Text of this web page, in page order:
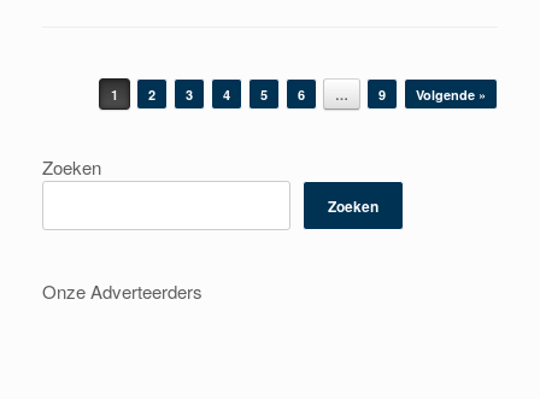
Berichtnavigatie
1 2 3 4 5 6 … 9 Volgende »
Zoeken
Zoeken
Onze Adverteerders